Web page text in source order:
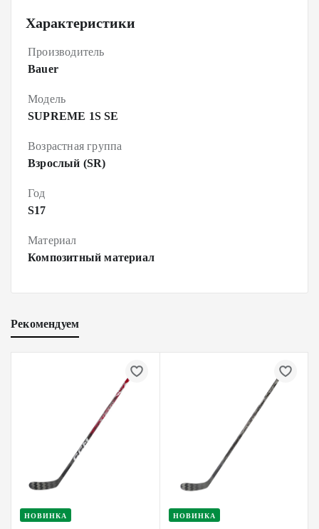
Характеристики
Производитель
Bauer
Модель
SUPREME 1S SE
Возрастная группа
Взрослый (SR)
Год
S17
Материал
Композитный материал
Рекомендуем
НОВИНКА НОВИНКА